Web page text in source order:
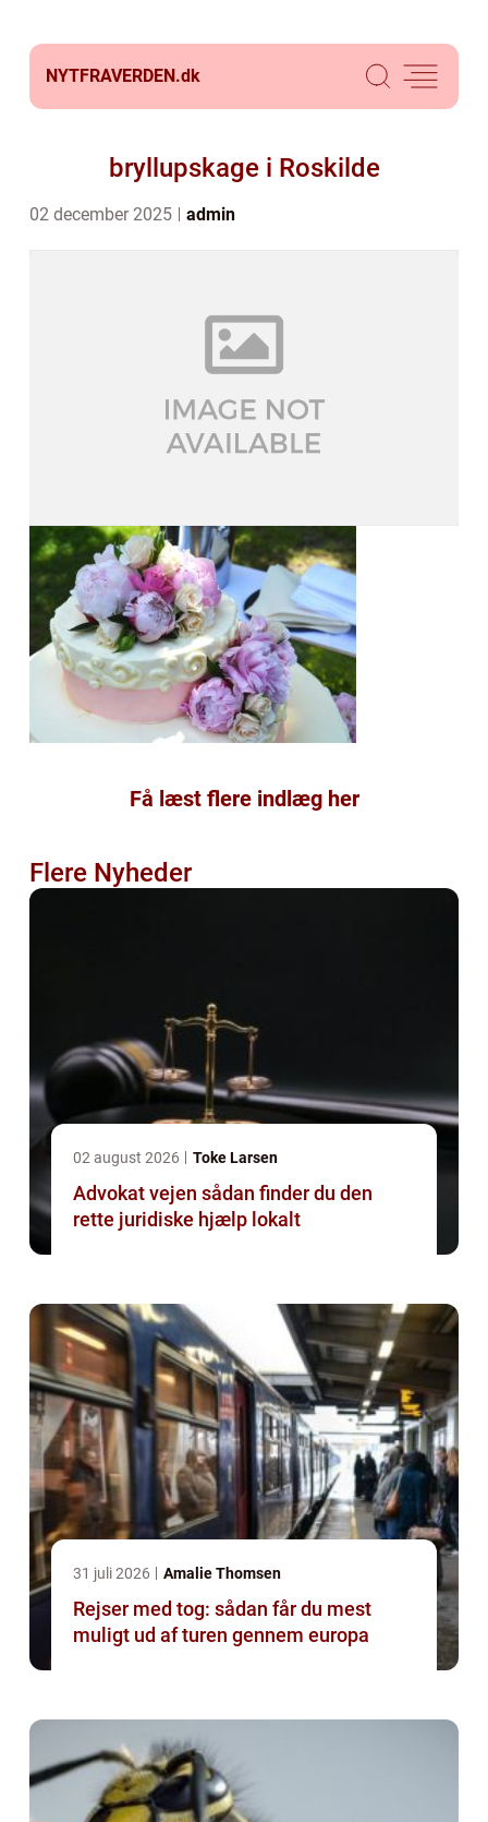
NYTFRAVERDEN.dk
bryllupskage i Roskilde
02 december 2025 admin
Få læst flere indlæg her
Flere Nyheder
02 august 2026 Toke Larsen
Advokat vejen sådan finder du den
rette juridiske hjælp lokalt
31 juli 2026 Amalie Thomsen
Rejser med tog: sådan får du mest
muligt ud af turen gennem europa